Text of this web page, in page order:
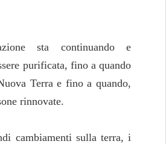
sta continuando e
purificata, fino a quando
Terra e fino a quando,
rinnovate.
cambiamenti sulla terra, i